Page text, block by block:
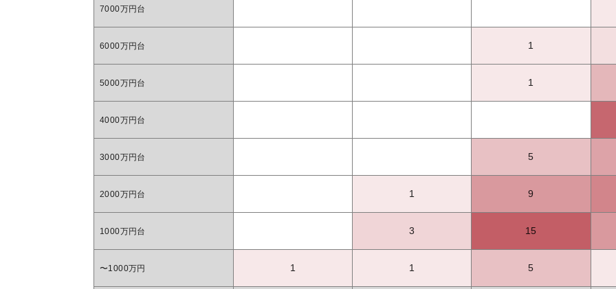
7000万円台
6000万円台 1
5000万円台 1
4000万円台
3000万円台 5
2000万円台 1 9
1000万円台 3 15
〜1000万円 1 1 5